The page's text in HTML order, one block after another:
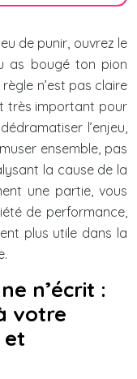
de punir, ouvrez le
as bougé ton pion
n’est pas claire
très important pour
l’enjeu,
ensemble, pas
la cause de la
une partie, vous
de performance,
plus utile dans la
n’écrit :
votre
et